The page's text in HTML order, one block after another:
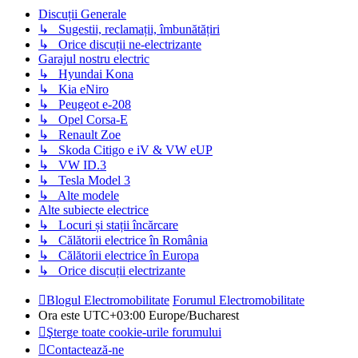
Discuții Generale
↳ Sugestii, reclamații, îmbunătățiri
↳ Orice discuții ne-electrizante
Garajul nostru electric
↳ Hyundai Kona
↳ Kia eNiro
↳ Peugeot e-208
↳ Opel Corsa-E
↳ Renault Zoe
↳ Skoda Citigo e iV & VW eUP
↳ VW ID.3
↳ Tesla Model 3
↳ Alte modele
Alte subiecte electrice
↳ Locuri și stații încărcare
↳ Călătorii electrice în România
↳ Călătorii electrice în Europa
↳ Orice discuții electrizante
Blogul Electromobilitate Forumul Electromobilitate
Ora este UTC+03:00 Europe/Bucharest
Şterge toate cookie-urile forumului
Contactează-ne